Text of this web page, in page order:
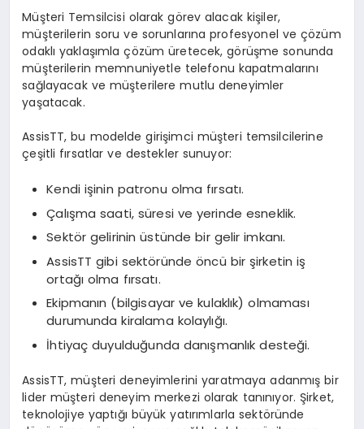
Müşteri Temsilcisi olarak görev alacak kişiler,
müşterilerin soru ve sorunlarına profesyonel ve çözüm
odaklı yaklaşımla çözüm üretecek, görüşme sonunda
müşterilerin memnuniyetle telefonu kapatmalarını
sağlayacak ve müşterilere mutlu deneyimler
yaşatacak.
AssisTT, bu modelde girişimci müşteri temsilcilerine
çeşitli fırsatlar ve destekler sunuyor:
Kendi işinin patronu olma fırsatı.
Çalışma saati, süresi ve yerinde esneklik.
Sektör gelirinin üstünde bir gelir imkanı.
AssisTT gibi sektöründe öncü bir şirketin iş
ortağı olma fırsatı.
Ekipmanın (bilgisayar ve kulaklık) olmaması
durumunda kiralama kolaylığı.
İhtiyaç duyulduğunda danışmanlık desteği.
AssisTT, müşteri deneyimlerini yaratmaya adanmış bir
lider müşteri deneyim merkezi olarak tanınıyor. Şirket,
teknolojiye yaptığı büyük yatırımlarla sektöründe